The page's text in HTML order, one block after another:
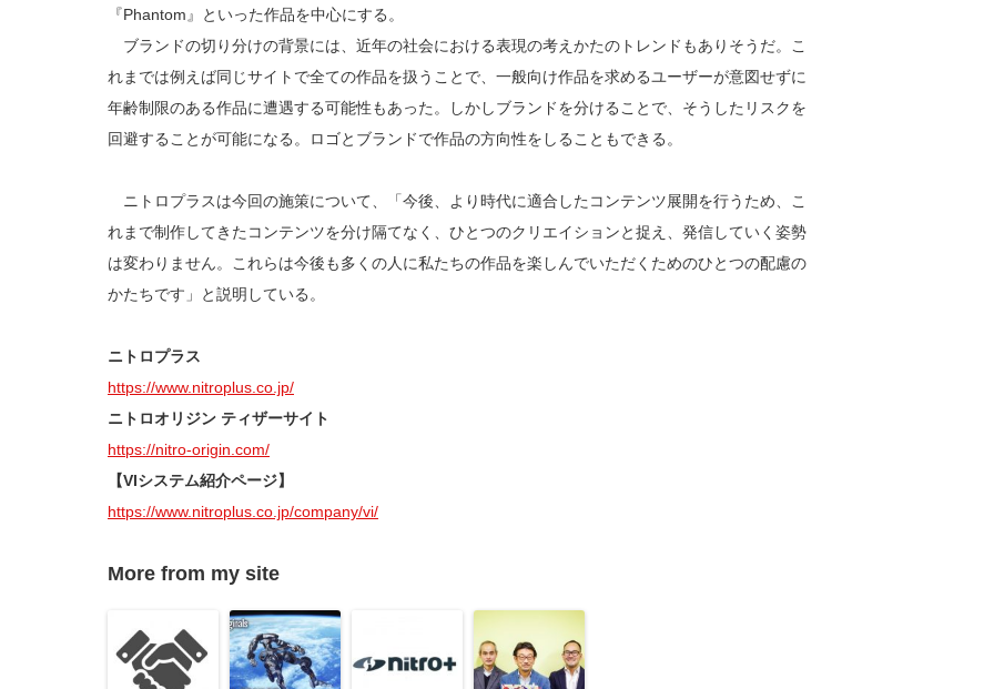
『Phantom』といった作品を中心にする。
ブランドの切り分けの背景には、近年の社会における表現の考えかたのトレンドもありそうだ。こ
れまでは例えば同じサイトで全ての作品を扱うことで、一般向け作品を求めるユーザーが意図せずに
年齢制限のある作品に遭遇する可能性もあった。しかしブランドを分けることで、そうしたリスクを
回避することが可能になる。ロゴとブランドで作品の方向性をしることもできる。
ニトロプラスは今回の施策について、「今後、より時代に適合したコンテンツ展開を行うため、こ
れまで制作してきたコンテンツを分け隔てなく、ひとつのクリエイションと捉え、発信していく姿勢
は変わりません。これらは今後も多くの人に私たちの作品を楽しんでいただくためのひとつの配慮の
かたちです」と説明している。
ニトロプラス
https://www.nitroplus.co.jp/
ニトロオリジン ティザーサイト
https://nitro-origin.com/
【VIシステム紹介ページ】
https://www.nitroplus.co.jp/company/vi/
More from my site